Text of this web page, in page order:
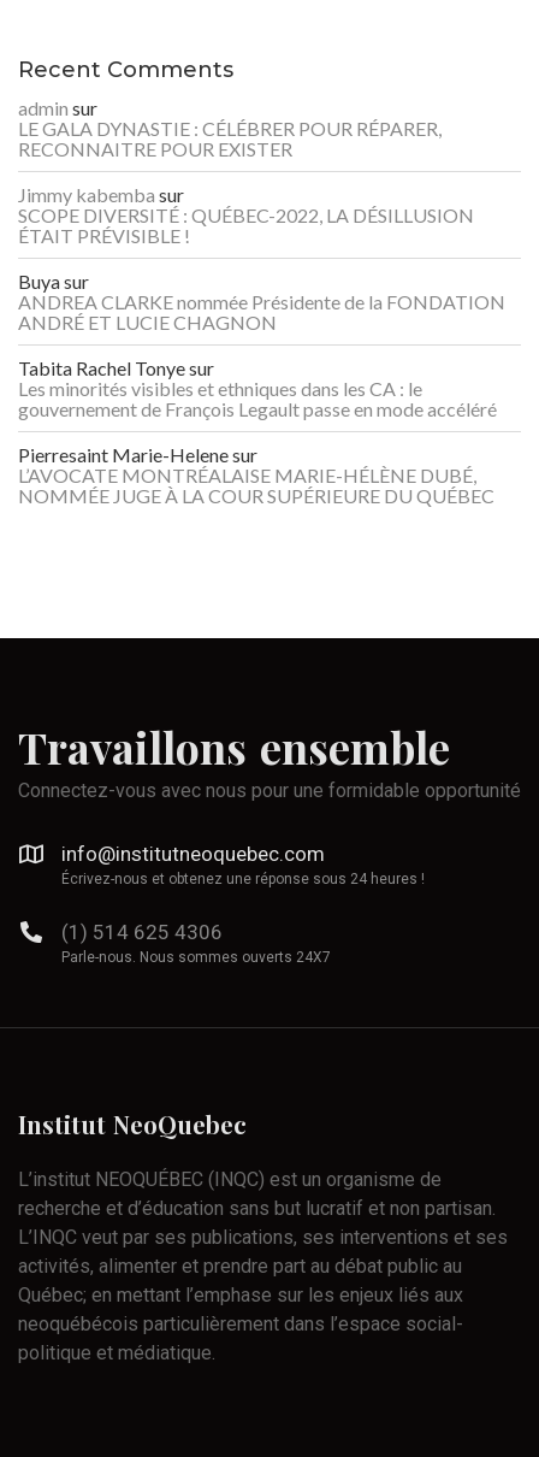
Recent Comments
admin sur
LE GALA DYNASTIE : CÉLÉBRER POUR RÉPARER,
RECONNAITRE POUR EXISTER
Jimmy kabemba sur
SCOPE DIVERSITÉ : QUÉBEC-2022, LA DÉSILLUSION
ÉTAIT PRÉVISIBLE !
Buyasur
ANDREA CLARKE nommée Présidente de la FONDATION
ANDRÉ ET LUCIE CHAGNON
Tabita Rachel Tonyesur
Les minorités visibles et ethniques dans les CA : le
gouvernement de François Legault passe en mode accéléré
Pierresaint Marie-Helenesur
L’AVOCATE MONTRÉALAISE MARIE-HÉLÈNE DUBÉ,
NOMMÉE JUGE À LA COUR SUPÉRIEURE DU QUÉBEC
Travaillons ensemble
Connectez-vous avec nous pour une formidable opportunité
info@institutneoquebec.com
Écrivez-nous et obtenez une réponse sous 24 heures !
(1) 514 625 4306
Parle-nous. Nous sommes ouverts 24X7
Institut NeoQuebec
L’institut NEOQUÉBEC (INQC) est un organisme de
recherche et d’éducation sans but lucratif et non partisan.
L’INQC veut par ses publications, ses interventions et ses
activités, alimenter et prendre part au débat public au
Québec; en mettant l’emphase sur les enjeux liés aux
neoquébécois particulièrement dans l’espace social-
politique et médiatique.